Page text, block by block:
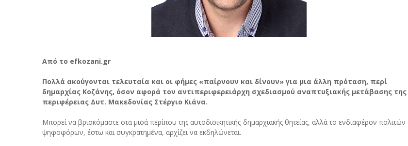
Από το efkozani.gr
Πολλά ακούγονται τελευταία και οι φήμες «παίρνουν και δίνουν» για μια άλλη πρόταση, περί
δημαρχίας Κοζάνης, όσον αφορά τον αντιπεριφερειάρχη σχεδιασμού αναπτυξιακής μετάβασης της
περιφέρειας Δυτ. Μακεδονίας Στέργιο Κιάνα.
Μπορεί να βρισκόμαστε στα μισά περίπου της αυτοδιοικητικής-δημαρχιακής θητείας, αλλά το ενδιαφέρον πολιτών-
ψηφοφόρων, έστω και συγκρατημένα, αρχίζει να εκδηλώνεται.